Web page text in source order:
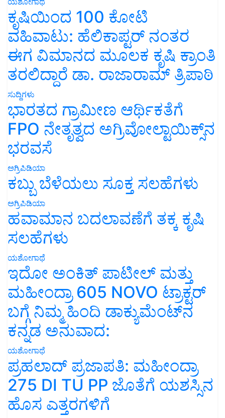
ಕೃಷಿಯಿಂದ 100 ಕೋಟಿ
ವಹಿವಾಟು: ಹೆಲಿಕಾಪ್ಟರ್ ನಂತರ
ಈಗ ವಿಮಾನದ ಮೂಲಕ ಕೃಷಿ ಕ್ರಾಂತಿ
ತರಲಿದ್ದಾರೆ ಡಾ. ರಾಜಾರಾಮ್ ತ್ರಿಪಾಠಿ
ಸುದ್ದಿಗಳು
ಭಾರತದ ಗ್ರಾಮೀಣ ಆರ್ಥಿಕತೆಗೆ
FPO ನೇತೃತ್ವದ ಅಗ್ರಿವೋಲ್ಟಾಯಿಕ್ಸ್‌ನ
ಭರವಸೆ
ಅಗ್ರಿಪಿಡಿಯಾ
ಕಬ್ಬು ಬೆಳೆಯಲು ಸೂಕ್ತ ಸಲಹೆಗಳು
ಅಗ್ರಿಪಿಡಿಯಾ
ಹವಾಮಾನ ಬದಲಾವಣೆಗೆ ತಕ್ಕ ಕೃಷಿ
ಸಲಹೆಗಳು
ಯಶೋಗಾಥೆ
ಇದೋ ಅಂಕಿತ್ ಪಾಟೀಲ್ ಮತ್ತು
ಮಹೀಂದ್ರಾ 605 NOVO ಟ್ರಾಕ್ಟರ್
ಬಗ್ಗೆ ನಿಮ್ಮ ಹಿಂದಿ ಡಾಕ್ಯುಮೆಂಟ್‌ನ
ಕನ್ನಡ ಅನುವಾದ:
ಯಶೋಗಾಥೆ
ಪ್ರಹಲಾದ್ ಪ್ರಜಾಪತಿ: ಮಹೀಂದ್ರಾ
275 DI TU PP ಜೊತೆಗೆ ಯಶಸ್ಸಿನ
ಹೊಸ ಎತ್ತರಗಳಿಗೆ